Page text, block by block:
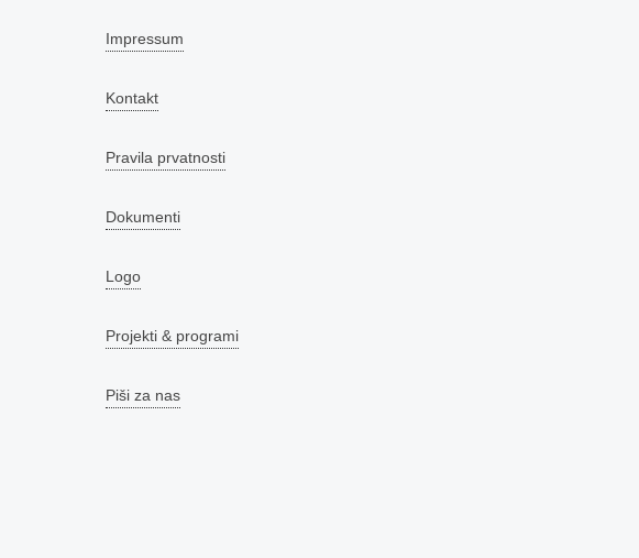
Impressum
Kontakt
Pravila prvatnosti
Dokumenti
Logo
Projekti & programi
Piši za nas